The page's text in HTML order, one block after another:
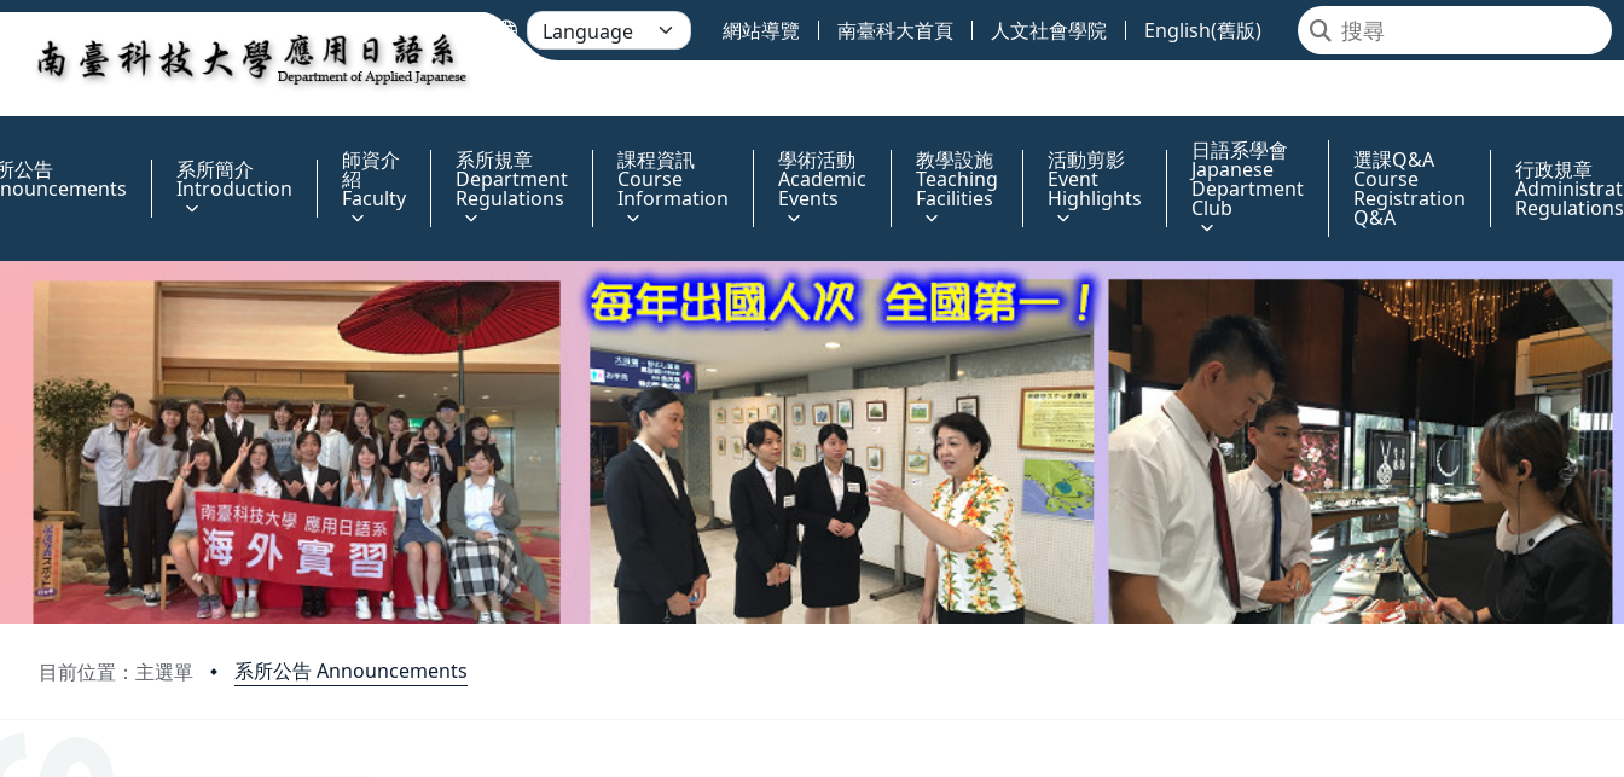
網站導覽 南臺科大首頁 人文社會學院 English(舊版)
公告 系所簡介
Introduction
師資介
紹
Faculty
系所規章
Department
Regulations
課程資訊
Course
Information
學術活動
Academic
Events
教學設施
Teaching
Facilities
活動剪影
Event
Highlights
日語系學會
Japanese
Department
Club
選課Q&A
Course
Registration
Q&A
行政規章
Regulations
目前位置：主選單 系所公告 Announcements